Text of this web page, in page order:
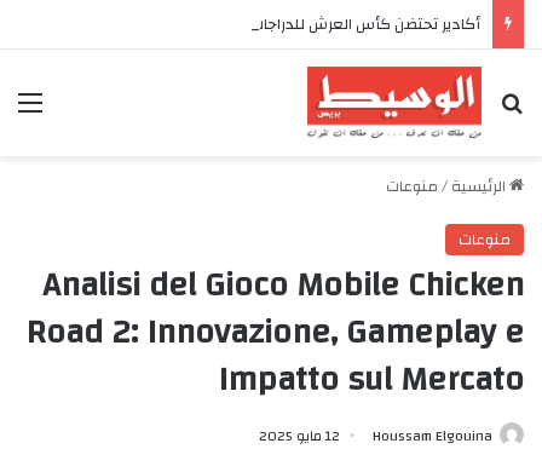
بحث عن
الرئيسية/منوعات
منوعات
Analisi del Gioco Mobile Chicken
Road 2: Innovazione, Gameplay e
Impatto sul Mercato
Houssam Elgouina 12 مايو 2025